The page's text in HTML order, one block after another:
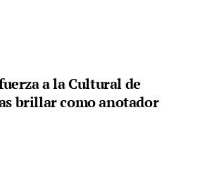
a la Cultural de
brillar como anotador